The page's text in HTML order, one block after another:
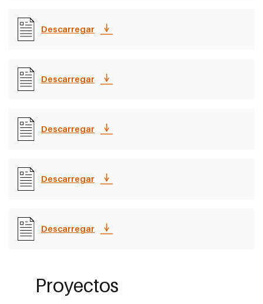
Descarregar
Descarregar
Descarregar
Descarregar
Descarregar
Proyectos